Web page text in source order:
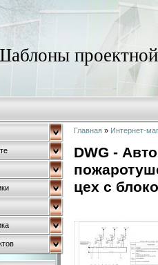
Главная » Интернет-
DWG -
цех с